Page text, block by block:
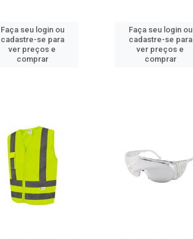
Faça seu login ou
cadastre-se para
ver preços e
comprar
Faça seu login ou
cadastre-se para
ver preços e
comprar